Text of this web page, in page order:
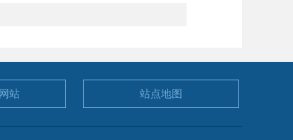
网站 站点地图